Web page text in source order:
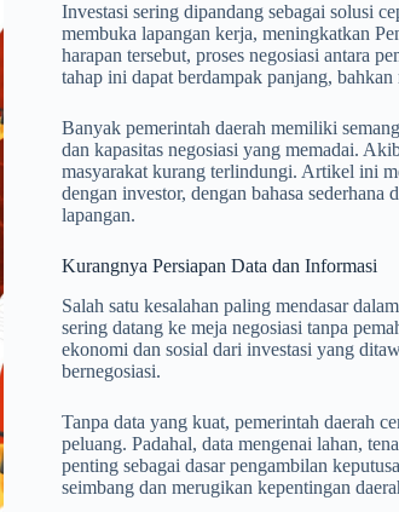
Investasi sering dipandang sebagai solusi
membuka lapangan kerja, meningkatkan
harapan tersebut, proses negosiasi antara
tahap ini dapat berdampak panjang,
Banyak pemerintah daerah memiliki
dan kapasitas negosiasi yang memadai.
masyarakat kurang terlindungi. Artikel ini
dengan investor, dengan bahasa
lapangan.
Kurangnya Persiapan Data dan Informasi
Salah satu kesalahan paling mendasar
sering datang ke meja negosiasi tanpa
ekonomi dan sosial dari investasi yang
bernegosiasi.
Tanpa data yang kuat, pemerintah daerah
peluang. Padahal, data mengenai lahan,
penting sebagai dasar pengambilan
seimbang dan merugikan kepentingan